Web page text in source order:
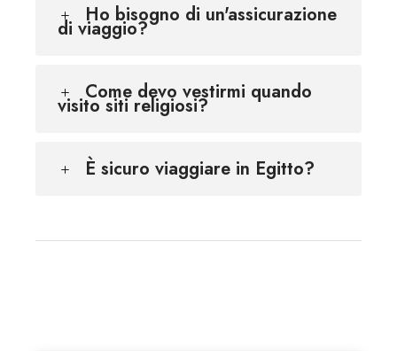
Ho bisogno di un'assicurazione
di viaggio?
Come devo vestirmi quando
visito siti religiosi?
È sicuro viaggiare in Egitto?